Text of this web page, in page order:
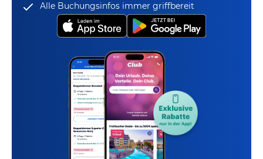
Alle Buchungsinfos immer griffbereit